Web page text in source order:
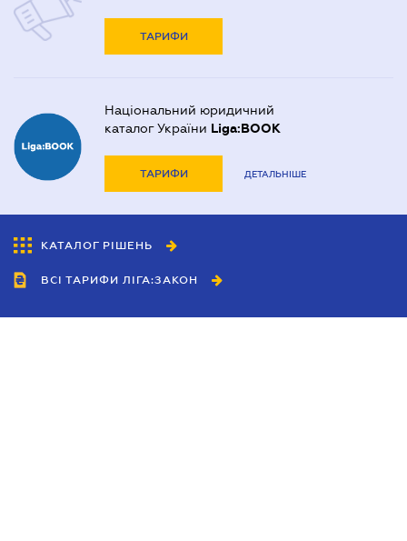
ТАРИФИ
Національний юридичний
каталог України Liga:BOOK
ТАРИФИ ДЕТАЛЬНІШЕ
КАТАЛОГ РІШЕНЬ
ВСІ ТАРИФИ ЛІГА:ЗАКОН